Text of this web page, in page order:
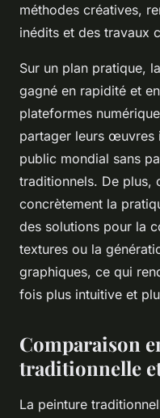
méthodes créatives,
inédits et des travaux
Sur un plan pratique,
gagné en rapidité et
plateformes
partager leurs œuvres
public mondial sans
traditionnels. De plus,
concrètement la
des solutions pour la
textures ou la
graphiques, ce qui
fois plus intuitive et
Comparaison
traditionnelle
La peinture